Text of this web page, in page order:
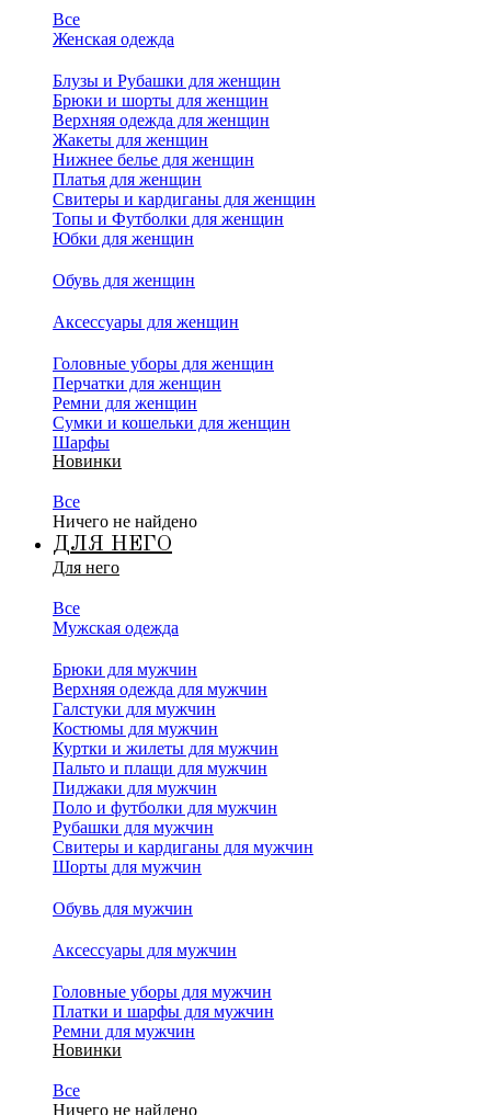
Все
Женская одежда
Блузы и Рубашки для женщин
Брюки и шорты для женщин
Верхняя одежда для женщин
Жакеты для женщин
Нижнее белье для женщин
Платья для женщин
Свитеры и кардиганы для женщин
Топы и Футболки для женщин
Юбки для женщин
Обувь для женщин
Аксессуары для женщин
Головные уборы для женщин
Перчатки для женщин
Ремни для женщин
Сумки и кошельки для женщин
Шарфы
Новинки
Все
Ничего не найдено
ДЛЯ НЕГО
Для него
Все
Мужская одежда
Брюки для мужчин
Верхняя одежда для мужчин
Галстуки для мужчин
Костюмы для мужчин
Куртки и жилеты для мужчин
Пальто и плащи для мужчин
Пиджаки для мужчин
Поло и футболки для мужчин
Рубашки для мужчин
Свитеры и кардиганы для мужчин
Шорты для мужчин
Обувь для мужчин
Аксессуары для мужчин
Головные уборы для мужчин
Платки и шарфы для мужчин
Ремни для мужчин
Новинки
Все
Ничего не найдено